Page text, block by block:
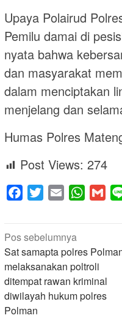
Upaya Polairud
Pemilu damai di
nyata bahwa
dan masyarakat
dalam menciptakan
menjelang dan
Humas Polres
Post Views: 274
Facebook
Twitter Email
Navigasi
pos
Pos sebelumnya
Sat samapta polres
melaksanakan poltroli
ditempat rawan kriminal
diwilayah hukum polres
Polman